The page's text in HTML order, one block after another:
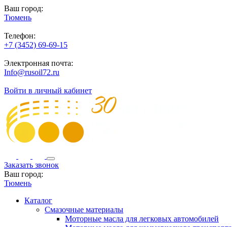
Ваш город:
Тюмень
Телефон:
+7 (3452) 69-69-15
Электронная почта:
Info@rusoil72.ru
Войти в личный кабинет
Заказать звонок
Ваш город:
Тюмень
Каталог
Смазочные материалы
Моторные масла для легковых автомобилей